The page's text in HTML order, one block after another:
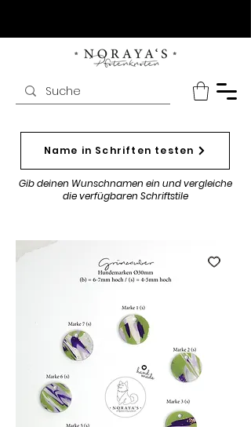
Name in Schriften testen
Gib deinen Wunschnamen ein und vergleiche
die verfügbaren Schriftstile